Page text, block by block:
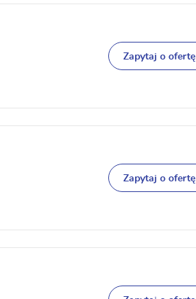
Zapytaj o ofertę
Zapytaj o ofertę